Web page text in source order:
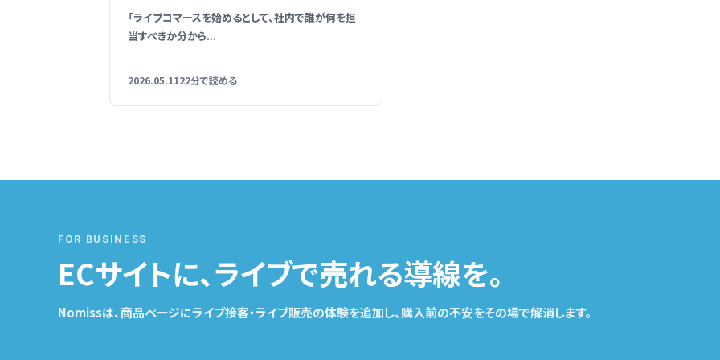
「ライブコマースを始めるとして、社内で誰が何を担
当すべきか分から...
2026.05.1122分で読める
FOR BUSINESS
ECサイトに、ライブで売れる導線を。
Nomissは、商品ページにライブ接客・ライブ販売の体験を追加し、購入前の不安をその場で解消します。